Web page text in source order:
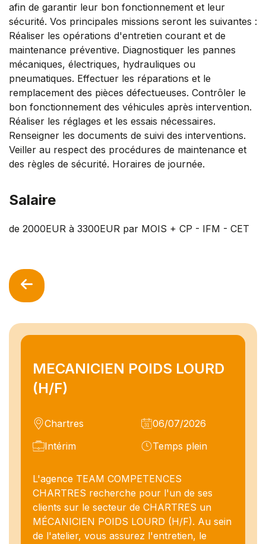
MECANICIEN POIDS LOURD
(H/F)
Chartres
06/07/2026
Intérim
Temps plein
L'agence TEAM COMPETENCES
CHARTRES recherche pour l'un de ses
clients sur le secteur de CHARTRES un
MÉCANICIEN POIDS LOURD (H/F). Au sein
de l'atelier, vous assurez l'entretien, le
afin de garantir leur bon fonctionnement et leur
sécurité. Vos principales missions seront les suivantes :
Réaliser les opérations d'entretien courant et de
maintenance préventive. Diagnostiquer les pannes
mécaniques, électriques, hydrauliques ou
pneumatiques. Effectuer les réparations et le
remplacement des pièces défectueuses. Contrôler le
bon fonctionnement des véhicules après intervention.
Réaliser les réglages et les essais nécessaires.
Renseigner les documents de suivi des interventions.
Veiller au respect des procédures de maintenance et
des règles de sécurité. Horaires de journée.
Salaire
de 2000EUR à 3300EUR par MOIS + CP - IFM - CET